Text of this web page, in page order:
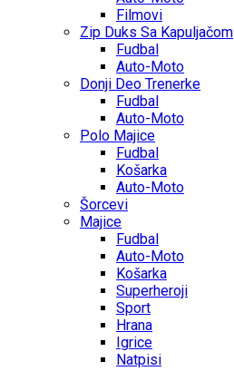
Filmovi
Zip Duks Sa Kapuljačom
Fudbal
Auto-Moto
Donji Deo Trenerke
Fudbal
Auto-Moto
Polo Majice
Fudbal
Košarka
Auto-Moto
Šorcevi
Majice
Fudbal
Auto-Moto
Košarka
Superheroji
Sport
Hrana
Igrice
Natpisi